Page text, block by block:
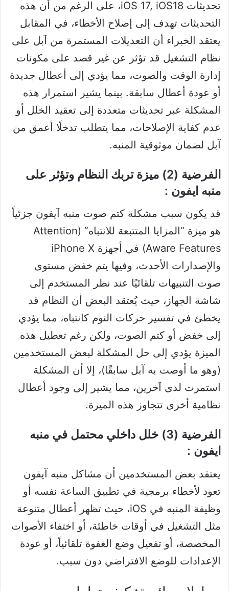
تحديثات iOS 17, iOS18، على الرغم من أن هذه
التحديثات تهدف إلى إصلاح الأخطاء، في المقابل
يعتقد الخبراء أن التعديلات المستمرة من آبل على
نظام التشغيل قد تؤثر عن غير قصد على مكونات
إدارة الوقت والصوت، مما يؤدي إلى أعطال جديدة
أو عودة أعطال سابقة. بينما يشير استمرار هذه
المشكلة عبر تحديثات متعددة إلى تعقيد الخلل أو
عدم كفاية الإصلاحات، مما يتطلب تدخلًا أعمق من
آبل لضمان موثوقية المنبه.
الفرضية (2) ميزة تربك النظام وتؤثر على
منبه ايفون :
قد يكون سبب مشكلة كتم صوت منبه آيفون جزئياً
هو ميزة “المزايا المتتبعة للانتباه” (Attention
Aware Features) في أجهزة iPhone X
والإصدارات الأحدث، وفيها يتم خفض مستوى
صوت التنبيهات تلقائيًا عند نظر المستخدم إلى
شاشة الجهاز، حيث يُعتقد البعض أن النظام قد
يخطئ في تفسير حركات النوم كانتباه، مما يؤدي
إلى خفض أو كتم الصوت، ولكن رغم تعطيل هذه
الميزة يؤدي إلى حل المشكلة لبعض المستخدمين
(وهو ما أوصت به آبل سابقًا)، إلا أن المشكلة
استمرت لدى آخرين، مما يشير إلى وجود أعطال
نظامية أخرى تتجاوز هذه الميزة.
الفرضية (3) خلل داخلي محتمل في منبه
ايفون :
يعتقد بعض المستخدمين أن مشاكل منبه آيفون
تعود لأخطاء برمجية في تطبيق الساعة نفسه أو
وظيفة المنبه في iOS، حيث تظهر أعطال متنوعة
مثل التشغيل في أوقات خاطئة، أو اختفاء الأصوات
المخصصة، أو تفعيل وضع الغفوة تلقائياً، أو عودة
الإعدادات للوضع الافتراضي دون سبب.